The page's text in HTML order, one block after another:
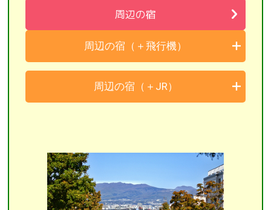
周辺の宿
周辺の宿（＋飛行機）
周辺の宿（＋JR）